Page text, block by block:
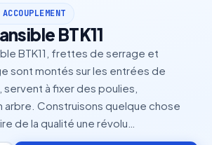
BTK11
BTK11, frettes de serrage et
sont montés sur les entrées de
à fixer des poulies,
arbre. Construisons quelque chose
de la qualité une révolu…